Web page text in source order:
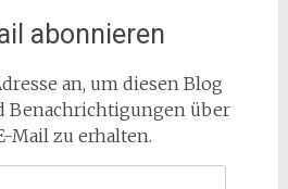
abonnieren
an, um diesen Blog
Benachrichtigungen über
Mail zu erhalten.